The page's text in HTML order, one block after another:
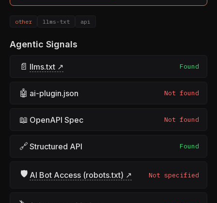
other llms-txt api
Agentic Signals
📄 llms.txt ↗ Found
🤖 ai-plugin.json Not found
📖 OpenAPI Spec Not found
🔗 Structured API Found
🛡 AI Bot Access (robots.txt) ↗ Not specified